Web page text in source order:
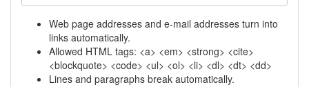
Web page addresses and e-mail addresses turn into
links automatically.
Allowed HTML tags: <a> <em> <strong> <cite>
<blockquote> <code> <ul> <ol> <li> <dl> <dt> <dd>
Lines and paragraphs break automatically.